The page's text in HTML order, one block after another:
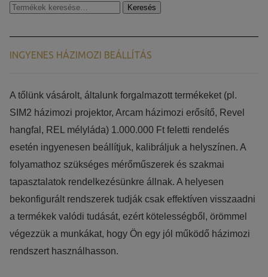
Keresés
Keresés
INGYENES HÁZIMOZI BEÁLLÍTÁS
​​A tőlünk vásárolt, általunk forgalmazott termékeket (pl.
SIM2 házimozi projektor, Arcam házimozi erősítő, Revel
hangfal, REL mélyláda) 1.000.000 Ft feletti rendelés
esetén ingyenesen beállítjuk, kalibráljuk a helyszínen. A
folyamathoz szükséges mérőműszerek és szakmai
tapasztalatok rendelkezésünkre állnak. A helyesen
bekonfigurált rendszerek tudják csak effektíven visszaadni
a termékek valódi tudását, ezért kötelességből, örömmel
végezzük a munkákat, hogy Ön egy jól működő házimozi
rendszert használhasson.